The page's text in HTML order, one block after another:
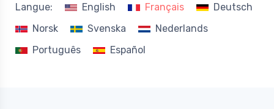
Langue: English Français
Deutsch
Norsk
Svenska
Nederlands
Português
Español